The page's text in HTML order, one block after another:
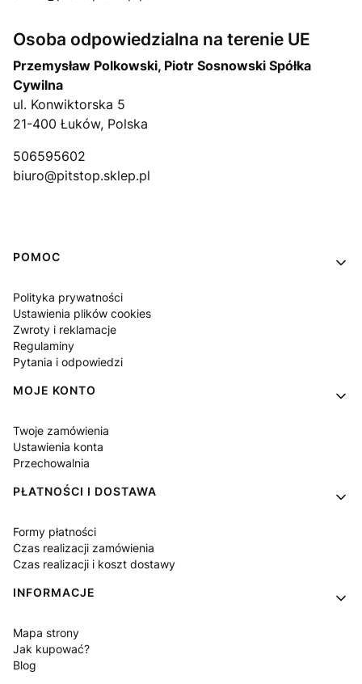
Osoba odpowiedzialna na terenie UE
Przemysław Polkowski, Piotr Sosnowski Spółka
Cywilna
ul. Konwiktorska 5
21-400 Łuków, Polska
506595602
biuro@pitstop.sklep.pl
Linki w stopce
POMOC
Polityka prywatności
Ustawienia plików cookies
Zwroty i reklamacje
Regulaminy
Pytania i odpowiedzi
MOJE KONTO
Twoje zamówienia
Ustawienia konta
Przechowalnia
PŁATNOŚCI I DOSTAWA
Formy płatności
Czas realizacji zamówienia
Czas realizacji i koszt dostawy
INFORMACJE
Mapa strony
Jak kupować?
Blog